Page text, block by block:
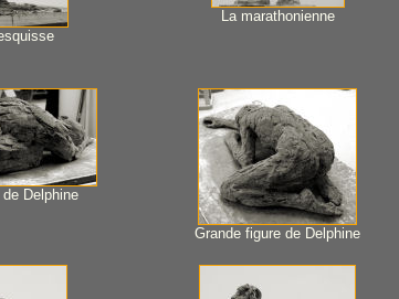
La marathonienne
Delphine
Grande figure de Delphine